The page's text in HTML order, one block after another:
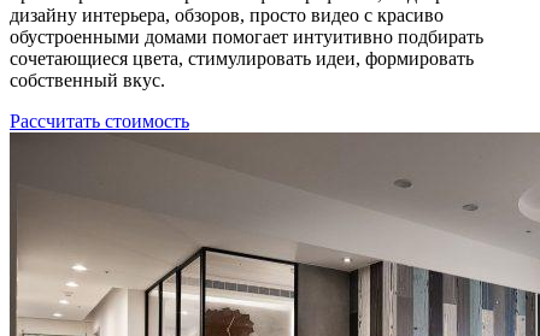
дизайну интерьера, обзоров, просто видео с красиво
обустроенными домами помогает интуитивно подбирать
сочетающиеся цвета, стимулировать идеи, формировать
собственный вкус.
Рассчитать стоимость